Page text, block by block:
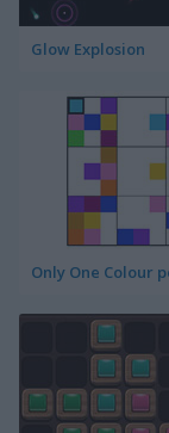
Glow Explosion
Only One Colour